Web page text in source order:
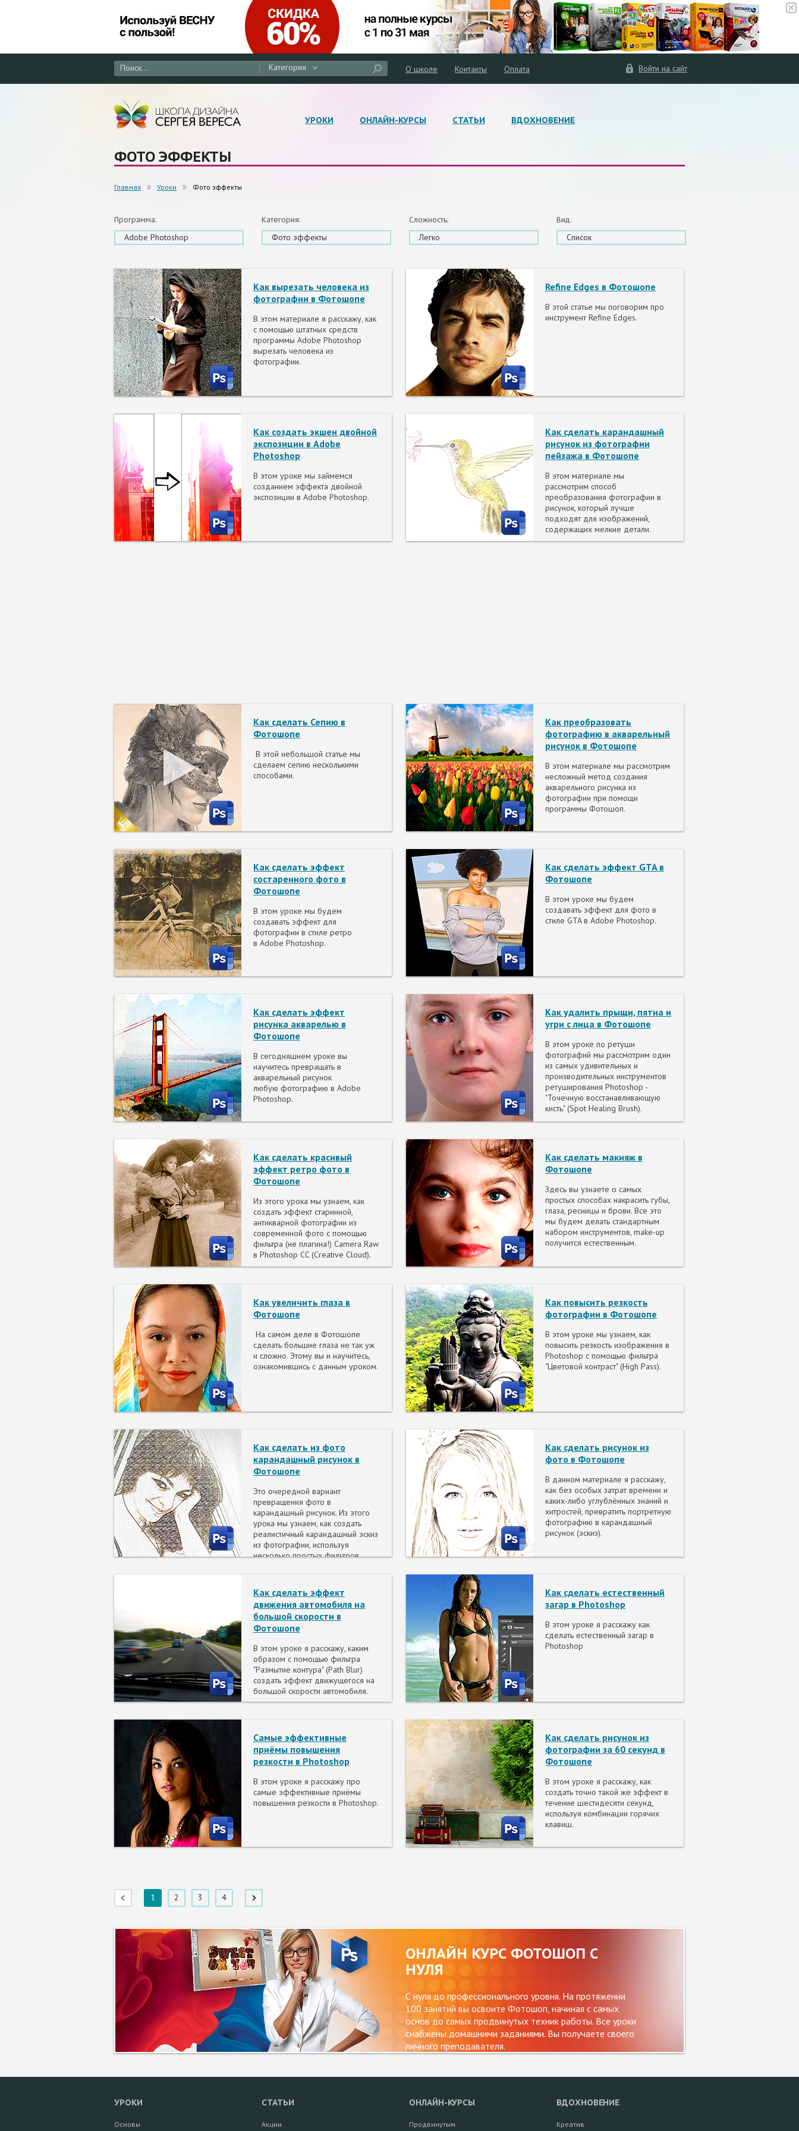
Войти на сайт
Категория О школе Контакты Оплата
УРОКИ ОНЛАЙН-КУРСЫ СТАТЬИ ВДОХНОВЕНИЕ
ФОТО ЭФФЕКТЫ
Главная Уроки Фото эффекты
Программа:
Adobe Photoshop
Категория:
Фото эффекты
Сложность:
Легко
Вид:
Список
Как вырезать человека из
фотографии в Фотошопе
В этом материале я расскажу, как
с помощью штатных средств
программы Adobe Photoshop
вырезать человека из
фотографии.
Refine Edges в Фотошопе
В этой статье мы поговорим про
инструмент Refine Edges.
Как создать экшен двойной
экспозиции в Adobe
Photoshop
В этом уроке мы займемся
созданием эффекта двойной
экспозиции в Adobe Photoshop.
Как сделать карандашный
рисунок из фотографии
пейзажа в Фотошопе
В этом материале мы
рассмотрим способ
преобразования фотографии в
рисунок, который лучше
подходят для изображений,
содержащих мелкие детали.
Как сделать Сепию в
Фотошопе
В этой небольшой статье мы
сделаем сепию несколькими
способами.
Как преобразовать
фотографию в акварельный
рисунок в Фотошопе
В этом материале мы рассмотрим
несложный метод создания
акварельного рисунка из
фотографии при помощи
программы Фотошоп.
Как сделать эффект
состаренного фото в
Фотошопе
В этом уроке мы будем
создавать эффект для
фотографии в стиле ретро
в Adobe Photoshop.
Как сделать эффект GTA в
Фотошопе
В этом уроке мы будем
создавать эффект для фото в
стиле GTA в Adobe Photoshop.
Как сделать эффект
рисунка акварелью в
Фотошопе
В сегодняшнем уроке вы
научитесь превращать в
акварельный рисунок
любую фотографию в Adobe
Photoshop.
Как удалить прыщи, пятна и
угри с лица в Фотошопе
В этом уроке по ретуши
фотографий мы рассмотрим один
из самых удивительных и
производительных инструментов
ретуширования Photoshop -
"Точечную восстанавливающую
кисть" (Spot Healing Brush).
Как сделать красивый
эффект ретро фото в
Фотошопе
Из этого урока мы узнаем, как
создать эффект старинной,
антикварной фотографии из
современной фото с помощью
фильтра (не плагина!) Camera Raw
в Photoshop CC (Creative Cloud).
Как сделать макияж в
Фотошопе
Здесь вы узнаете о самых
простых способах накрасить губы,
глаза, ресницы и брови. Все это
мы будем делать стандартным
набором инструментов, make-up
получится естественным.
Как увеличить глаза в
Фотошопе
На самом деле в Фотошопе
сделать большие глаза не так уж
и сложно. Этому вы и научитесь,
ознакомившись с данным уроком.
Как повысить резкость
фотографии в Фотошопе
В этом уроке мы узнаем, как
повысить резкость изображения в
Photoshop с помощью фильтра
"Цветовой контраст" (High Pass).
Как сделать из фото
карандашный рисунок в
Фотошопе
Это очередной вариант
превращения фото в
карандашный рисунок. Из этого
урока мы узнаем, как создать
реалистичный карандашный эскиз
из фотографии, используя
несколько простых фильтров
собственный цифровой рисунок.
Как сделать рисунок из
фото в Фотошопе
В данном материале я расскажу,
как без особых затрат времени и
каких-либо углублённых знаний и
хитростей, превратить портретную
фотографию в карандашный
рисунок (эскиз).
Как сделать эффект
движения автомобиля на
большой скорости в
Фотошопе
В этом уроке я расскажу, каким
образом с помощью фильтра
"Размытие контура" (Path Blur)
создать эффект движущегося на
большой скорости автомобиля.
Как сделать естественный
загар в Photoshop
В этом уроке я расскажу как
сделать естественный загар в
Photoshop
Самые эффективные
приёмы повышения
резкости в Photoshop
В этом уроке я расскажу про
самые эффективные приёмы
повышения резкости в Photoshop.
Как сделать рисунок из
фотографии за 60 секунд в
Фотошопе
В этом уроке я расскажу, как
создать точно такой же эффект в
течение шестидесяти секунд,
используя комбинации горячих
клавиш.
1 2 3 4
ОНЛАЙН КУРС ФОТОШОП С
НУЛЯ
С нуля до профессионального уровня. На протяжении
100 занятий вы освоите Фотошоп, начиная с самых
основ до самых продвинутых техник работы. Все уроки
снабжены домашними заданиями. Вы получаете своего
личного преподавателя.
УРОКИ
Основы
СТАТЬИ
Акции
ОНЛАЙН-КУРСЫ
Продвинутым
ВДОХНОВЕНИЕ
Креатив